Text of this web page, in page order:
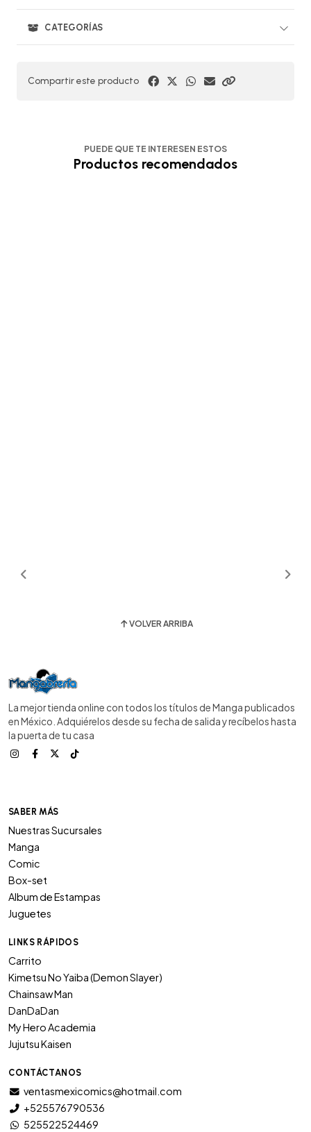
CATEGORÍAS
Compartir este producto
PUEDE QUE TE INTERESEN ESTOS
Productos recomendados
VOLVER ARRIBA
La mejor tienda online con todos los títulos de Manga publicados
en México. Adquiérelos desde su fecha de salida y recíbelos hasta
la puerta de tu casa
SABER MÁS
Nuestras Sucursales
Manga
Comic
Box-set
Album de Estampas
Juguetes
LINKS RÁPIDOS
Carrito
Kimetsu No Yaiba (Demon Slayer)
Chainsaw Man
DanDaDan
My Hero Academia
Jujutsu Kaisen
CONTÁCTANOS
ventasmexicomics@hotmail.com
+525576790536
525522524469